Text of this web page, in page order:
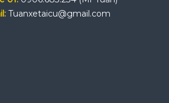
Tuanxetaicu@gmail.com